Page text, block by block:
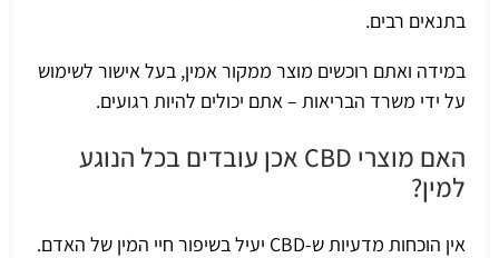
בתנאים רבים.
במידה ואתם רוכשים מוצר ממקור אמין, בעל אישור לשימוש
על ידי משרד הבריאות – אתם יכולים להיות רגועים.
האם מוצרי CBD אכן עובדים בכל הנוגע
למין?
אין הוכחות מדעיות ש-CBD יעיל בשיפור חיי המין של האדם.